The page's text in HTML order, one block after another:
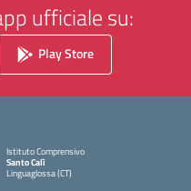
ufficiale su:
Play Store
Istituto Comprensivo
Santo Calì
Linguaglossa (CT)
— Visita la pagina iniziale della scuola